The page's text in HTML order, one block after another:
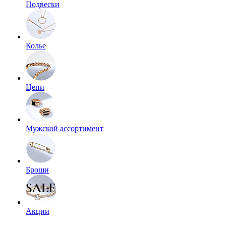
Подвески
Колье
Цепи
Мужской ассортимент
Броши
Акции